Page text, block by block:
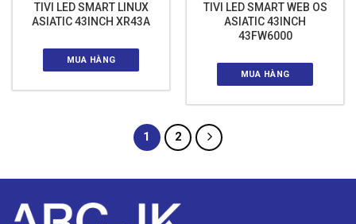
TIVI LED SMART LINUX
ASIATIC 43INCH XR43A
MUA HÀNG
TIVI LED SMART WEB OS
ASIATIC 43INCH
43FW6000
MUA HÀNG
1 2